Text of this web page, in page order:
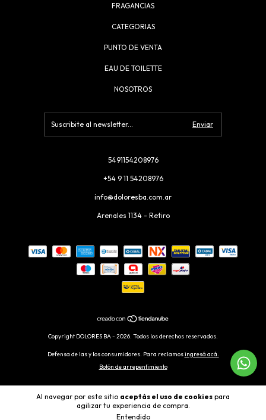
Al navegar por este sitio aceptás el uso de cookies para
agilizar tu experiencia de compra.
Entendido
FRAGANCIAS
CATEGORIAS
PUNTO DE VENTA
EAU DE TOILETTE
NOSOTROS
5491154208976
+54 9 11 54208976
info@doloresba.com.ar
Arenales 1134 - Retiro
Copyright DOLORES BA - 2026. Todos los derechos reservados.
Defensa de las y los consumidores. Para reclamosingresá acá.
Botón de arrepentimiento